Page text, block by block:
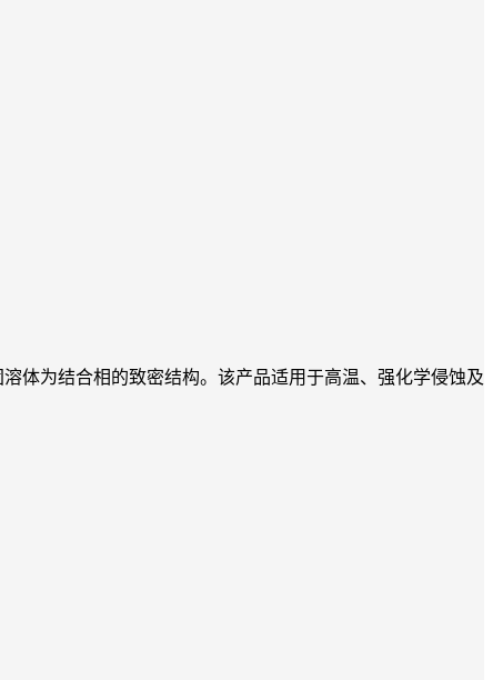
体为结合相的致密结构。该产品适用于高温、强化学侵蚀及